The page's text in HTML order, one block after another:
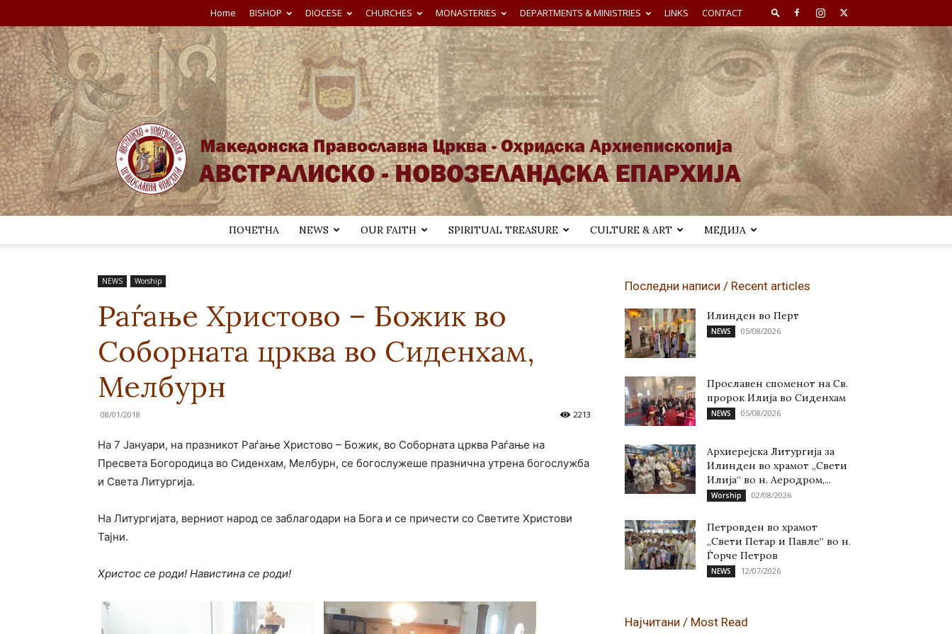
Home BISHOP DIOCESE CHURCHES MONASTERIES DEPARTMENTS & MINISTRIES LINKS CONTACT
новозеландска
Епархија
ПОЧЕТНА NEWS OUR FAITH SPIRITUAL TREASURE CULTURE & ART МЕДИЈА
NEWS Worship
Раѓање Христово – Божик во
Соборната црква во Сиденхам,
Мелбурн
08/01/2018 2213
На 7 Јануари, на празникот Раѓање Христово – Божик, во Соборната црква Раѓање на
Пресвета Богородица во Сиденхам, Мелбурн, се богослужеше празнична утрена богослужба
и Света Литургија.
На Литургијата, верниот народ се заблагодари на Бога и се причести со Светите Христови
Тајни.
Христос се роди! Навистина се роди!
Последни написи / Recent articles
Илинден во Перт
NEWS 05/08/2026
Прославен споменот на Св.
пророк Илија во Сиденхам
NEWS 05/08/2026
Архиерејска Литургија за
Илинден во храмот „Свети
Илија“ во н. Аеродром,...
Worship 02/08/2026
Петровден во храмот
„Свети Петар и Павле“ во н.
Ѓорче Петров
NEWS 12/07/2026
Најчитани / Most Read